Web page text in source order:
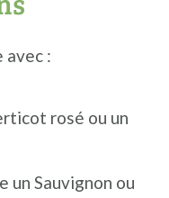
avec :
rosé ou un
un Sauvignon ou